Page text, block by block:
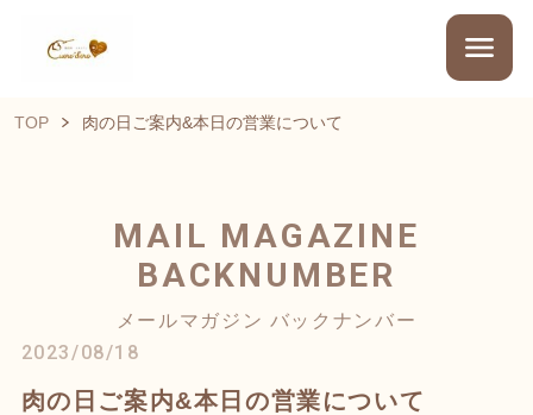
TOP 肉の日ご案内&本日の営業について
MAIL MAGAZINE
BACKNUMBER
メールマガジン バックナンバー
2023/08/18
肉の日ご案内&本日の営業について